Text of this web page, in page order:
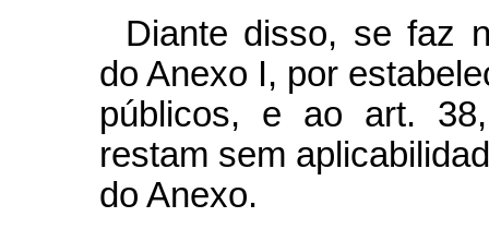
Diante disso, se faz
do Anexo I, por
públicos, e ao art.
restam sem
do Anexo.